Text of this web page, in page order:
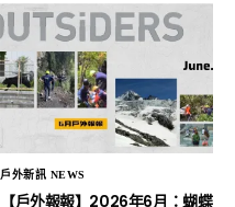
戶外新訊 NEWS
【戶外報報】2026年6月：蝴蝶